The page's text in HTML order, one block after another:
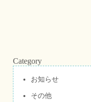
Category
お知らせ
その他